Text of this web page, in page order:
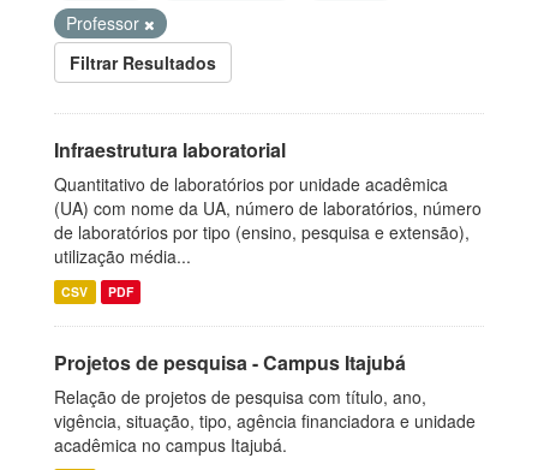
Professor
Filtrar Resultados
Infraestrutura laboratorial
Quantitativo de laboratórios por unidade acadêmica
(UA) com nome da UA, número de laboratórios, número
de laboratórios por tipo (ensino, pesquisa e extensão),
utilização média...
CSV PDF
Projetos de pesquisa - Campus Itajubá
Relação de projetos de pesquisa com título, ano,
vigência, situação, tipo, agência financiadora e unidade
acadêmica no campus Itajubá.